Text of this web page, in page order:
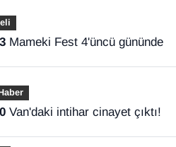
Mameki Fest 4'üncü gününde
Van'daki intihar cinayet çıktı!